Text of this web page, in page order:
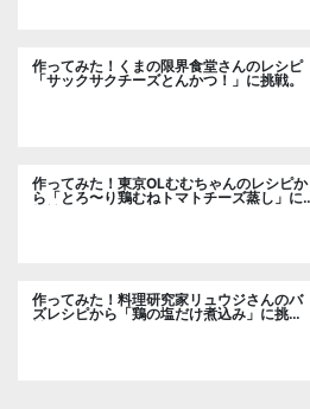
作ってみた！くまの限界食堂さんのレシピ
「サックサクチーズとんかつ！」に挑戦。
作ってみた！東京OLむむちゃんのレシピか
ら「とろ〜り鶏むねトマトチーズ蒸し」に
挑戦
作ってみた！料理研究家リュウジさんのバ
ズレシピから「鶏の塩だけ煮込み」に挑